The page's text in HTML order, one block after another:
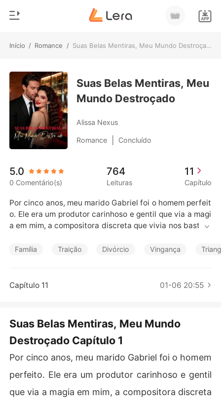
Início / Romance / Suas Belas Mentiras, Meu Mundo Destroçado
0
Loja
Histórico
Sair
Baixar App
Gênero
Moderno
Lobisomem
Contos
Bilionários
Contos Curtos
Suas Belas Mentiras, Meu
Mundo Destroçado
Alissa Nexus
Romance Concluído
5.0
0 Comentário(s)
764
Leituras
11
Capítulo
Por cinco anos, meu marido Gabriel foi o homem perfeit
o. Ele era um produtor carinhoso e gentil que via a magi
a em mim, a compositora discreta que vivia nos bastido
ra adoração. E eu acreditei neles.
proteger seu verdadeiro projeto: minha irmã mais nova,
A prova final veio em uma festa para celebrar o último t
m do meu marido gritando o nome dela estava carrega
do de um amor cru e desesperado que eu nunca tinha o
do apenas para ela.
Família Traição Divórcio Vingança
Capítulo 11 01-06 20:55
Suas Belas Mentiras, Meu Mundo
Destroçado Capítulo 1
Por cinco anos, meu marido Gabriel foi o homem
perfeito. Ele era um produtor carinhoso e gentil
que via a magia em mim, a compositora discreta